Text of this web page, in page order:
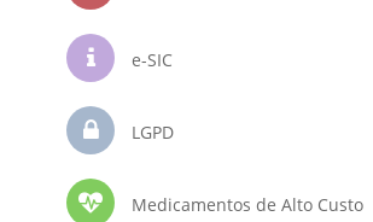
e-SIC
LGPD
Medicamentos de Alto Custo